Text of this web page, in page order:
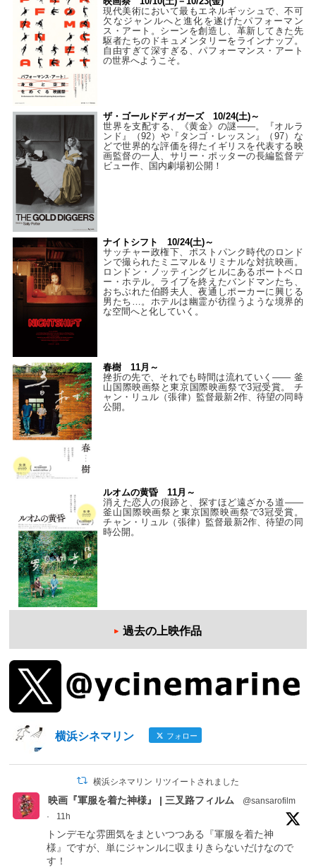
現代美術において最もエネルギッシュで、不可
欠なジャンルへと進化を遂げたパフォーマン
ス・アート。シーンを創造し、革新してきた先
駆者たちのドキュメンタリーをラインナップ。
自由すぎて深すぎる、パフォーマンス・アート
の世界へようこそ。
ザ・ゴールドディガーズ 10/24(土)～
世界を支配する、《黄金》の謎――。『オルラ
ンド』（92）や『タンゴ・レッスン』（97）な
どで世界的な評価を得たイギリスを代表する映
画監督の一人、サリー・ポッターの長編監督デ
ビュー作、国内劇場初公開！
ナイトシフト 10/24(土)～
サッチャー政権下、ポストパンク時代のロンド
ンで撮られたミニマル＆リミナルな対抗映画。
ロンドン・ノッティングヒルにあるポートベロ
ー・ホテル。ライブを終えたバンドマンたち、
おちぶれた伯爵夫人、夜通しポーカーに興じる
男たち…。ホテルは幽霊が彷徨うような境界的
な空間へと化していく。
春樹 11月～
挫折の先で、それでも時間は流れていく—— 釜
山国際映画祭と東京国際映画祭で3冠受賞。 チ
ャン・リュル（張律）監督最新2作、待望の同時
公開。
ルオムの黄昏 11月～
消えた恋人の痕跡と、探すほど遠ざかる道——
釜山国際映画祭と東京国際映画祭で3冠受賞。
チャン・リュル（張律）監督最新2作、待望の同
時公開。
過去の上映作品
横浜シネマリン フォロー
横浜シネマリン リツイートされました
映画『軍服を着た神様』 | 三叉路フィルム
@sansarofilm
·
11h
トンデモな雰囲気をまといつつある『軍服を着た神
様』ですが、単にジャンルに収まりきらないだけなので
す！